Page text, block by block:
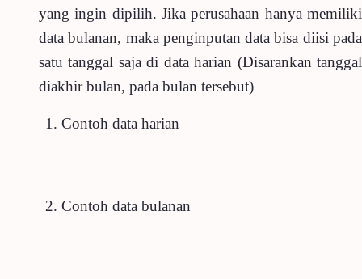
yang ingin dipilih. Jika perusahaan hanya memiliki
data bulanan, maka penginputan data bisa diisi pada
satu tanggal saja di data harian (Disarankan tanggal
diakhir bulan, pada bulan tersebut)
Contoh data harian
Contoh data bulanan